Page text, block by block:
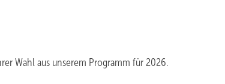
Wahl aus unserem Programm für 2026.